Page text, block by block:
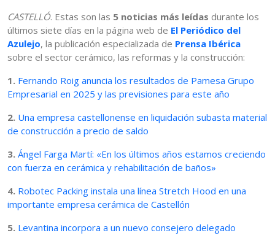
CASTELLÓ. Estas son las 5 noticias más leídas durante los
últimos siete días en la página web de El Periódico del
Azulejo, la publicación especializada de Prensa Ibérica
sobre el sector cerámico, las reformas y la construcción:
1. Fernando Roig anuncia los resultados de Pamesa Grupo
Empresarial en 2025 y las previsiones para este año
2. Una empresa castellonense en liquidación subasta material
de construcción a precio de saldo
3. Ángel Farga Martí: «En los últimos años estamos creciendo
con fuerza en cerámica y rehabilitación de baños»
4. Robotec Packing instala una línea Stretch Hood en una
importante empresa cerámica de Castellón
5. Levantina incorpora a un nuevo consejero delegado